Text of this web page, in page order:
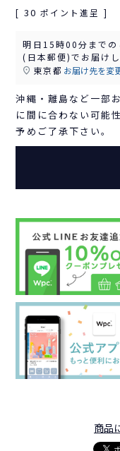
[ 30 ポイント進呈 ]
明日 15時00分 まで
(日本郵便)でお届けし
東京都 お届け先を変
沖縄・離島など一部
に間に合わない可能
予めご了承下さい。
商品